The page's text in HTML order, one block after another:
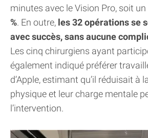
minutes avec le Vision Pro, soit un
%. En outre, les 32 opérations se
avec succès, sans aucune
Les cinq chirurgiens ayant
également indiqué préférer
d’Apple, estimant qu’il réduisait à
physique et leur charge mentale
l’intervention.